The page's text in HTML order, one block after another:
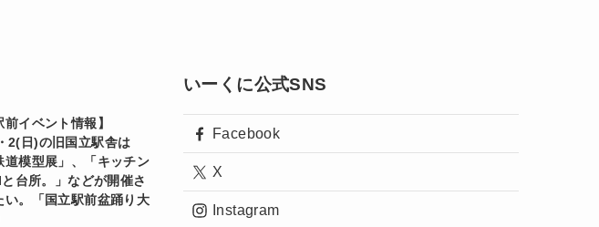
前イベント情報】
2(日)の旧国立駅舎は
道模型展」、「キッチン
台所。」などが開催さ
い。「国立駅前盆踊り大
いーくに公式SNS
Facebook
X
Instagram